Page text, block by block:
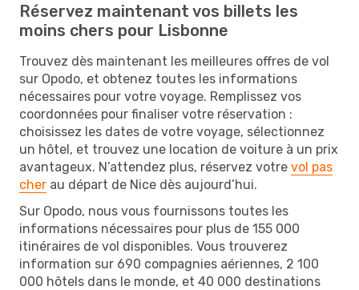
Réservez maintenant vos billets les
moins chers pour Lisbonne
Trouvez dès maintenant les meilleures offres de vol
sur Opodo, et obtenez toutes les informations
nécessaires pour votre voyage. Remplissez vos
coordonnées pour finaliser votre réservation :
choisissez les dates de votre voyage, sélectionnez
un hôtel, et trouvez une location de voiture à un prix
avantageux. N’attendez plus, réservez votre vol pas
cher au départ de Nice dès aujourd’hui.
Sur Opodo, nous vous fournissons toutes les
informations nécessaires pour plus de 155 000
itinéraires de vol disponibles. Vous trouverez
information sur 690 compagnies aériennes, 2 100
000 hôtels dans le monde, et 40 000 destinations